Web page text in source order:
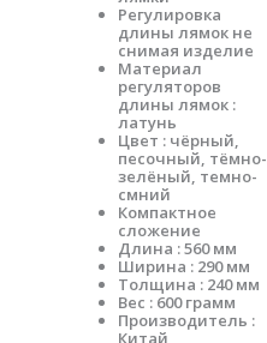
Регулировка
длины лямок не
снимая изделие
Материал
регуляторов
длины лямок :
латунь
Цвет : чёрный,
песочный, тёмно-
зелёный, темно-
смний
Компактное
сложение
Длина : 560 мм
Ширина : 290 мм
Толщина : 240 мм
Вес : 600 грамм
Производитель :
Китай